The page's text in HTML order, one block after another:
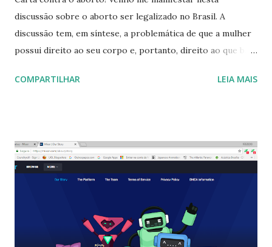
discussão sobre o aborto ser legalizado no Brasil. A
discussão tem, em síntese, a problemática de que a mulher
possui direito ao seu corpo e, portanto, direito ao que bem
entra em conflito direto com outro bem tutelado pela
semanas após sua fecundação. Vida Feto não tem vida? A
enciclopédia Britannica [1] informa o que a ciência considera
tem vida. Os animais, as plantas, os fungos, as algas, os
protozoários, as bactérias e os vírus são seres vivos. Os
cientistas já descobriram cerca de 1,5 milhão de tipos
COMPARTILHAR LEIA MAIS